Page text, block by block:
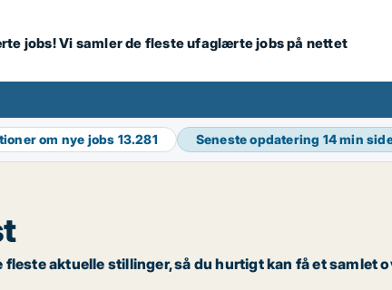
jobs! Vi samler de fleste ufaglærte jobs på nettet
om nye jobs 13.281 Seneste opdatering 14 min
aktuelle stillinger, så du hurtigt kan få et samlet